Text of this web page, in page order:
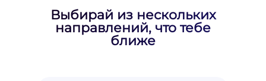
Выбирай из нескольких
направлений, что тебе
ближе